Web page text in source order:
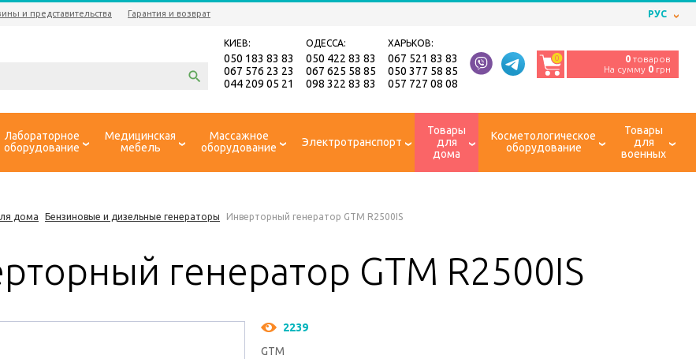
и представительства Гарантия и возврат РУС
КИЕВ:
050 183 83 83
067 576 23 23
044 209 05 21
ОДЕССА:
050 422 83 83
067 625 58 85
098 322 83 83
ХАРЬКОВ:
067 521 83 83
050 377 58 85
057 727 08 08
0 0 товаров
На сумму 0 грн
Лабораторное
оборудование
Медицинская
мебель
Массажное
оборудование
Электротранспорт
Товары
для
дома
Косметологическое
оборудование
Товары
для
военных
дома Бензиновые и дизельные генераторы Инверторный генератор GTM R2500IS
генератор GTM R2500IS
2239
GTM